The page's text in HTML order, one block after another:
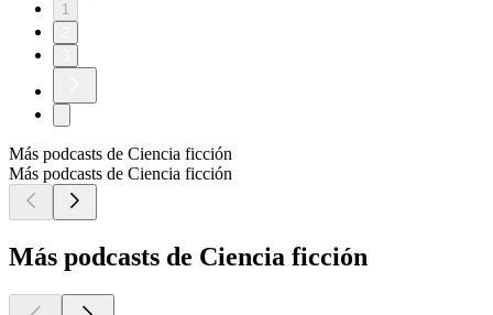
1
Más podcasts de Ciencia ficción
Más podcasts de Ciencia ficción
Más podcasts de Ciencia ficción